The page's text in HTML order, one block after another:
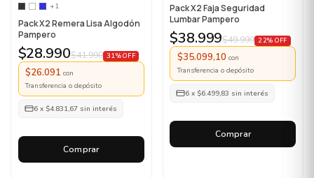
+1
Pack X2 Remera Lisa Algodón
Pampero
$28.990$41.990 31% OFF
$26.091 con
Transferencia o depósito
6 x $4.831,67 sin interés
Comprar
Pack X2 Faja Seguridad
Lumbar Pampero
$38.999$49.999 22% OFF
$35.099,10 con
Transferencia o depósito
6 x $6.499,83 sin interés
Comprar